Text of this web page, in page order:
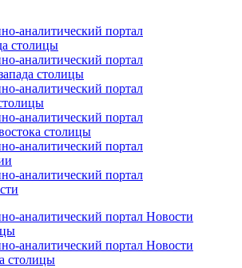
аналитический портал
столицы
аналитический портал
столицы
аналитический портал
аналитический портал
столицы
аналитический портал
аналитический портал
аналитический портал Новости
аналитический портал Новости
столицы